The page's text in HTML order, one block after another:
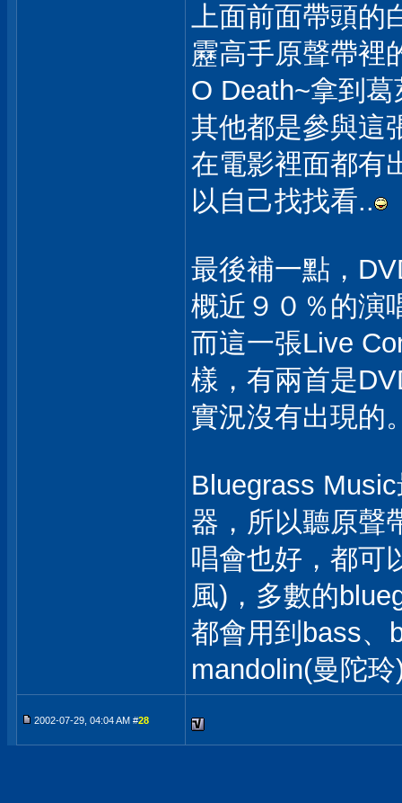
上面前面帶頭
靂高手原聲帶裡
O Death~拿到
其他都是參與這
在電影裡面都有
以自己找找看..
最後補一點，
概近９０％的演
而這一張Live
樣，有兩首是
實況沒有出現的
Bluegrass
器，所以聽原聲
唱會也好，都可
風)，多數的
都會用到bass、
mandolin(曼陀
2002-07-29, 04:04 AM #28